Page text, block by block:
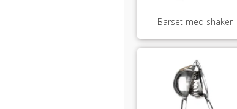
Barset med shaker